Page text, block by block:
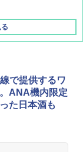
チ アウトドアパ
ト付 折りたたみ
整 軽量 収納袋付
で提供するワ
ANA機内限定
た日本酒も